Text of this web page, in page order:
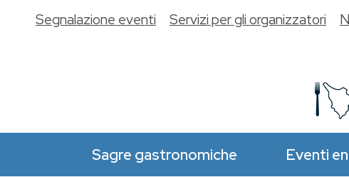
Sagre gastronomiche Eventi
Segnalazione eventi Servizi per gli organizzatori